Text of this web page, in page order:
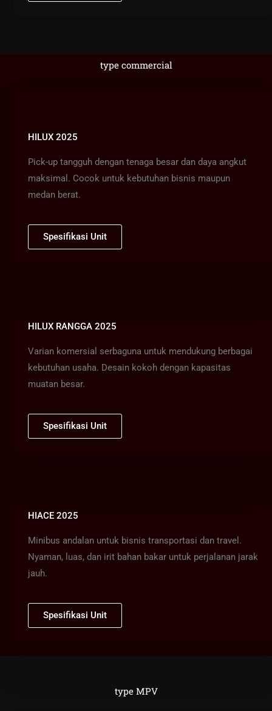
type commercial
HILUX 2025
Pick-up tangguh dengan tenaga besar dan daya angkut
maksimal. Cocok untuk kebutuhan bisnis maupun
medan berat.
Spesifikasi Unit
HILUX RANGGA 2025
Varian komersial serbaguna untuk mendukung berbagai
kebutuhan usaha. Desain kokoh dengan kapasitas
muatan besar.
Spesifikasi Unit
HIACE 2025
Minibus andalan untuk bisnis transportasi dan travel.
Nyaman, luas, dan irit bahan bakar untuk perjalanan jarak
jauh.
Spesifikasi Unit
type MPV